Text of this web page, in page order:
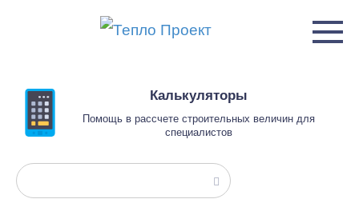
Калькуляторы
Помощь в рассчете строительных величин для
специалистов
Поиск: